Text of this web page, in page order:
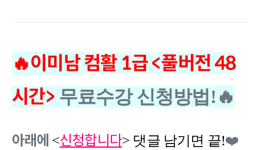
🔥이미남컴활 1급 <풀버전 48
시간> 무료수강 신청방법! 🔥
아래에 <신청합니다> 댓글 남기면 끝!❤️